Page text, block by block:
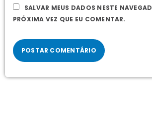
SALVAR MEUS DADOS NESTE
PRÓXIMA VEZ QUE EU COMENTAR.